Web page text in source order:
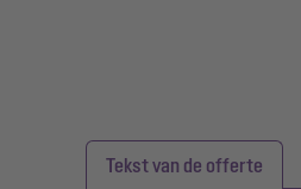
Tekst van de offerte